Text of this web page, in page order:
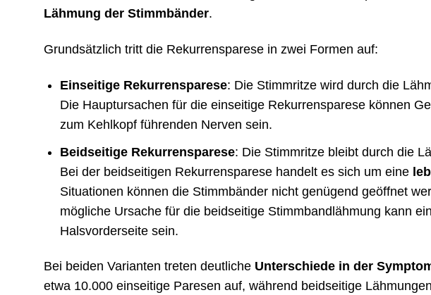
Lähmung der Stimmbänder.
Grundsätzlich tritt die Rekurrensparese in zwei Formen auf:
Einseitige Rekurrensparese: Die Stimmritze wird durch die
Die Hauptursachen für die einseitige Rekurrensparese können
zum Kehlkopf führenden Nerven sein.
Beidseitige Rekurrensparese: Die Stimmritze bleibt durch die
Bei der beidseitigen Rekurrensparese handelt es sich um eine
Situationen können die Stimmbänder nicht genügend geöffnet
mögliche Ursache für die beidseitige Stimmbandlähmung kann
Halsvorderseite sein.
Bei beiden Varianten treten deutliche Unterschiede in der
etwa 10.000 einseitige Paresen auf, während beidseitige